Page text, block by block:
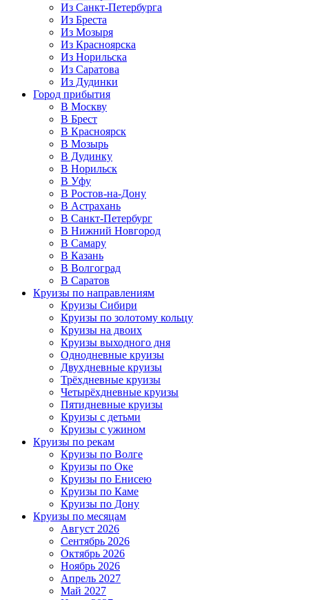
Из Санкт-Петербурга
Из Бреста
Из Мозыря
Из Красноярска
Из Норильска
Из Саратова
Из Дудинки
Город прибытия
В Москву
В Брест
В Красноярск
В Мозырь
В Дудинку
В Норильск
В Уфу
В Ростов-на-Дону
В Астрахань
В Санкт-Петербург
В Нижний Новгород
В Самару
В Казань
В Волгоград
В Саратов
Круизы по направлениям
Круизы Сибири
Круизы по золотому кольцу
Круизы на двоих
Круизы выходного дня
Однодневные круизы
Двухдневные круизы
Трёхдневные круизы
Четырёхдневные круизы
Пятидневные круизы
Круизы с детьми
Круизы с ужином
Круизы по рекам
Круизы по Волге
Круизы по Оке
Круизы по Енисею
Круизы по Каме
Круизы по Дону
Круизы по месяцам
Август 2026
Сентябрь 2026
Октябрь 2026
Ноябрь 2026
Апрель 2027
Май 2027